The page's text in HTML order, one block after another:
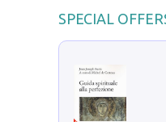
SPECIAL